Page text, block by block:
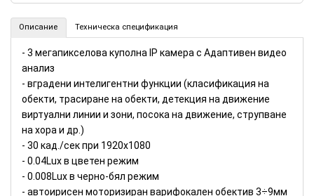
Описание Техническа спецификация
- 3 мегапикселова куполна IP камера с Адаптивен видео
анализ
- вградени интелигентни функции (класификация на
обекти, трасиране на обекти, детекция на движение
виртуални линии и зони, посока на движение, струпване
на хора и др.)
- 30 кад./сек при 1920х1080
- 0.04Lux в цветен режим
- 0.008Lux в черно-бял режим
- автоирисен моторизиран варифокален обектив 3÷9мм